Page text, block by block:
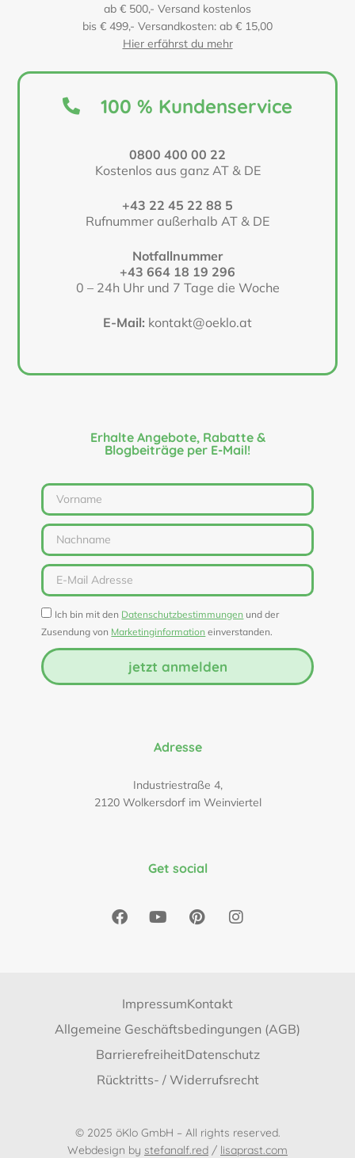
ab € 500,- Versand kostenlos
bis € 499,- Versandkosten: ab € 15,00
Hier erfährst du mehr
100 % Kundenservice
0800 400 00 22
Kostenlos aus ganz AT & DE
+43 22 45 22 88 5
Rufnummer außerhalb AT & DE
Notfallnummer
+43 664 18 19 296
0 – 24h Uhr und 7 Tage die Woche
E-Mail: kontakt@oeklo.at
Erhalte Angebote, Rabatte &
Blogbeiträge per E-Mail!
Ich bin mit den Datenschutzbestimmungen und der
Zusendung von Marketinginformation einverstanden.
jetzt anmelden
Adresse
Industriestraße 4,
2120 Wolkersdorf im Weinviertel
Get social
ImpressumKontakt
Allgemeine Geschäftsbedingungen (AGB)
BarrierefreiheitDatenschutz
Rücktritts- / Widerrufsrecht
© 2025 öKlo GmbH – All rights reserved.
Webdesign by stefanalf.red / lisaprast.com